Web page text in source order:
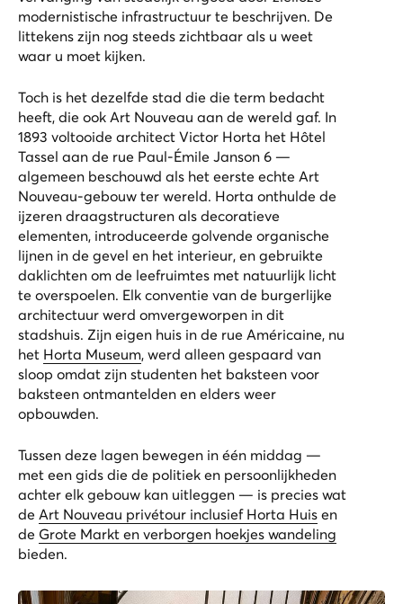
modernistische infrastructuur te beschrijven. De
littekens zijn nog steeds zichtbaar als u weet
waar u moet kijken.
Toch is het dezelfde stad die die term bedacht
heeft, die ook Art Nouveau aan de wereld gaf. In
1893 voltooide architect Victor Horta het Hôtel
Tassel aan de rue Paul-Émile Janson 6 —
algemeen beschouwd als het eerste echte Art
Nouveau-gebouw ter wereld. Horta onthulde de
ijzeren draagstructuren als decoratieve
elementen, introduceerde golvende organische
lijnen in de gevel en het interieur, en gebruikte
daklichten om de leefruimtes met natuurlijk licht
te overspoelen. Elk conventie van de burgerlijke
architectuur werd omvergeworpen in dit
stadshuis. Zijn eigen huis in de rue Américaine, nu
het Horta Museum, werd alleen gespaard van
sloop omdat zijn studenten het baksteen voor
baksteen ontmantelden en elders weer
opbouwden.
Tussen deze lagen bewegen in één middag —
met een gids die de politiek en persoonlijkheden
achter elk gebouw kan uitleggen — is precies wat
de Art Nouveau privétour inclusief Horta Huis en
de Grote Markt en verborgen hoekjes wandeling
bieden.